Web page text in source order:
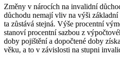
Změny v nárocích na invalidní
důchodu nemají vliv na výši
ta zůstává stejná. Výše procentní
stanoví procentní sazbou z
doby pojištění a dopočtené doby
věku, a to v závislosti na stupni